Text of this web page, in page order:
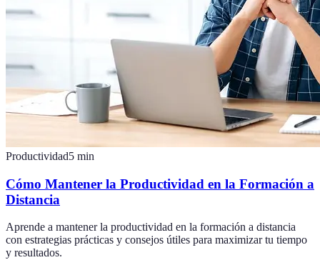
Productividad5 min
Cómo Mantener la Productividad en la Formación a
Distancia
Aprende a mantener la productividad en la formación a distancia
con estrategias prácticas y consejos útiles para maximizar tu tiempo
y resultados.